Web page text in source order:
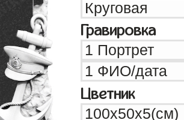
Гравировка
Цветник